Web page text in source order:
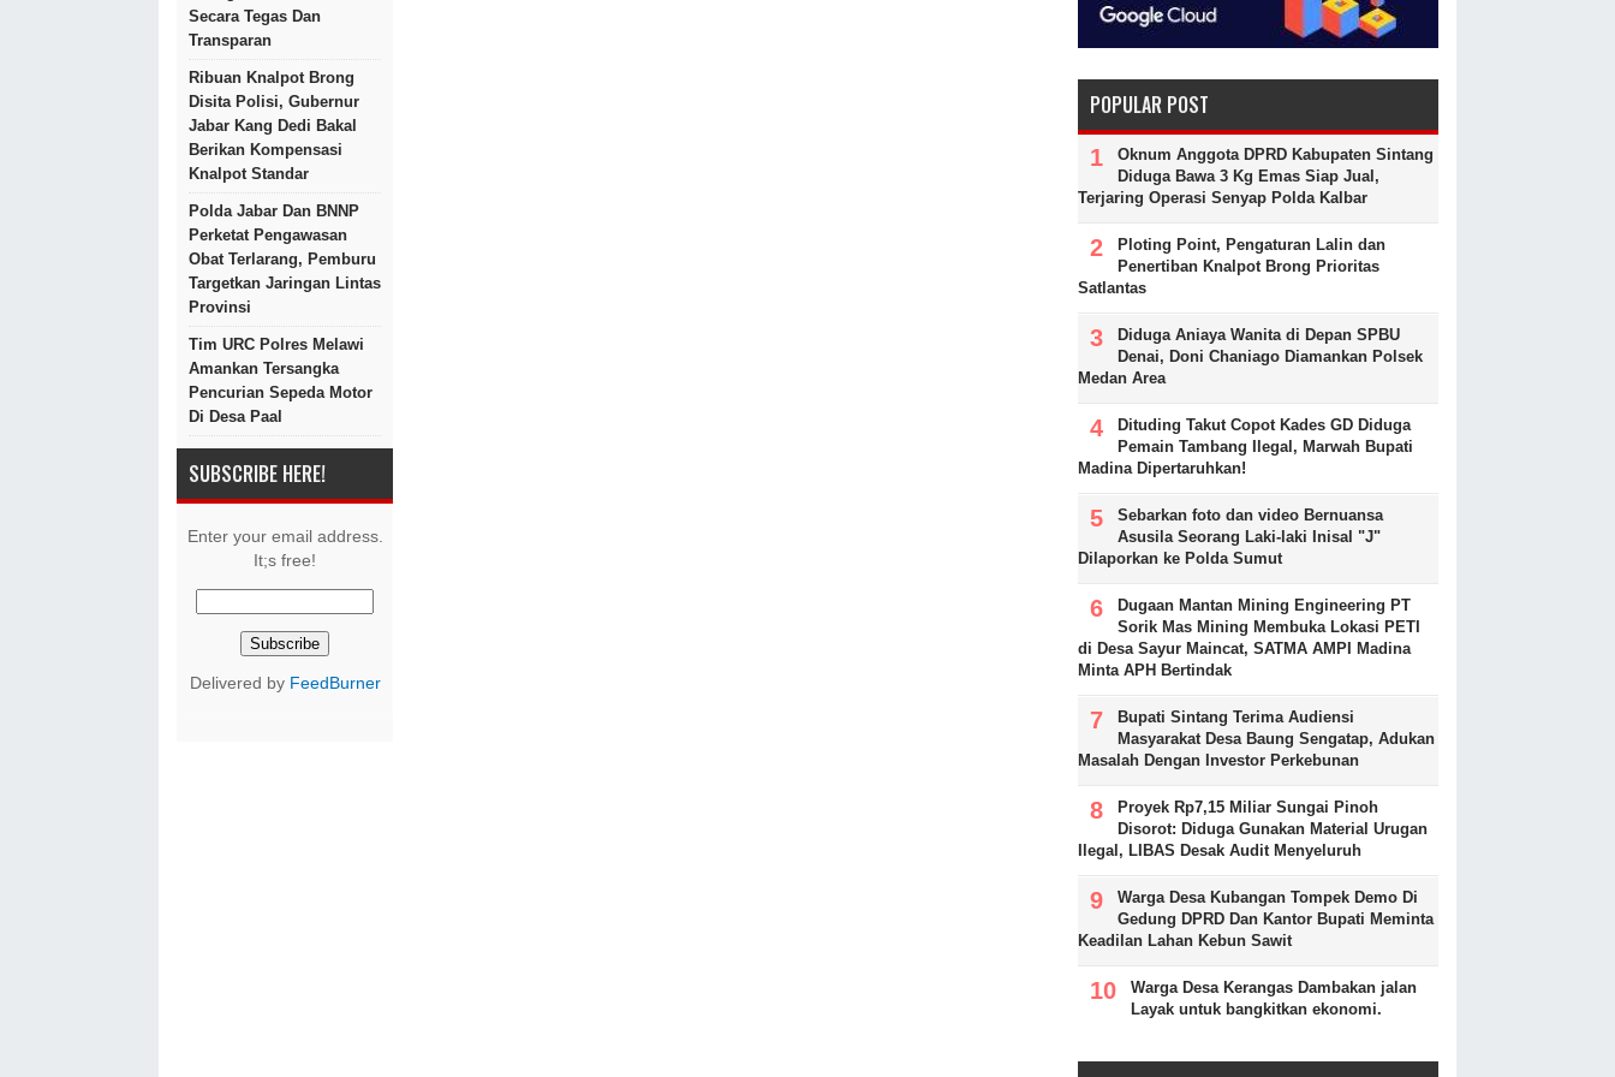
Secara Tegas Dan
Transparan
Ribuan Knalpot Brong
Disita Polisi, Gubernur
Jabar Kang Dedi Bakal
Berikan Kompensasi
Knalpot Standar
Polda Jabar Dan BNNP
Perketat Pengawasan
Obat Terlarang, Pemburu
Targetkan Jaringan Lintas
Provinsi
Tim URC Polres Melawi
Amankan Tersangka
Pencurian Sepeda Motor
Di Desa Paal
SUBSCRIBE HERE!
Enter your email address.
It;s free!
Delivered by FeedBurner
POPULAR POST
Oknum Anggota DPRD Kabupaten Sintang
Diduga Bawa 3 Kg Emas Siap Jual,
Terjaring Operasi Senyap Polda Kalbar
Ploting Point, Pengaturan Lalin dan
Penertiban Knalpot Brong Prioritas
Satlantas
Diduga Aniaya Wanita di Depan SPBU
Denai, Doni Chaniago Diamankan Polsek
Medan Area
Dituding Takut Copot Kades GD Diduga
Pemain Tambang Ilegal, Marwah Bupati
Madina Dipertaruhkan!
Sebarkan foto dan video Bernuansa
Asusila Seorang Laki-laki Inisal "J"
Dilaporkan ke Polda Sumut
Dugaan Mantan Mining Engineering PT
Sorik Mas Mining Membuka Lokasi PETI
di Desa Sayur Maincat, SATMA AMPI Madina
Minta APH Bertindak
Bupati Sintang Terima Audiensi
Masyarakat Desa Baung Sengatap, Adukan
Masalah Dengan Investor Perkebunan
Proyek Rp7,15 Miliar Sungai Pinoh
Disorot: Diduga Gunakan Material Urugan
Ilegal, LIBAS Desak Audit Menyeluruh
Warga Desa Kubangan Tompek Demo Di
Gedung DPRD Dan Kantor Bupati Meminta
Keadilan Lahan Kebun Sawit
Warga Desa Kerangas Dambakan jalan
Layak untuk bangkitkan ekonomi.